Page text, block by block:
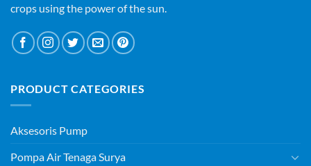
crops using the power of the sun.
PRODUCT CATEGORIES
Aksesoris Pump
Pompa Air Tenaga Surya